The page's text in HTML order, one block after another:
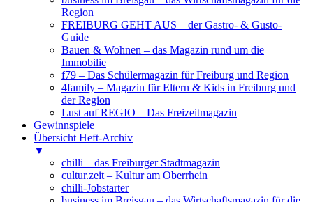
Region
FREIBURG GEHT AUS – der Gastro- & Gusto-
Guide
Bauen & Wohnen – das Magazin rund um die
Immobilie
f79 – Das Schülermagazin für Freiburg und Region
4family – Magazin für Eltern & Kids in Freiburg und
der Region
Lust auf REGIO – Das Freizeitmagazin
Gewinnspiele
Übersicht Heft-Archiv
▼
chilli – das Freiburger Stadtmagazin
cultur.zeit – Kultur am Oberrhein
chilli-Jobstarter